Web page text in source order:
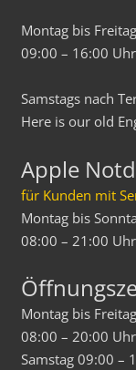
Montag bis Freitag
09:00 – 16:00 Uhr
Samstags nach
Here is our old
Apple
für Kunden mit
Montag bis
08:00 – 21:00 Uhr
Montag bis Freitag
08:00 – 20:00 Uhr
Samstag 09:00 –